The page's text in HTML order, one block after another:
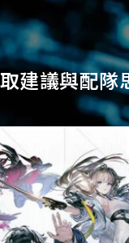
建議與配